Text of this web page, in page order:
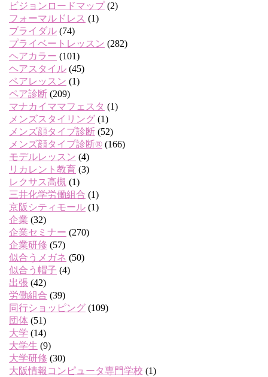
ビジョンロードマップ (2)
フォーマルドレス (1)
ブライダル (74)
プライベートレッスン (282)
ヘアカラー (101)
ヘアスタイル (45)
ペアレッスン (1)
ペア診断 (209)
マナカイママフェスタ (1)
メンズスタイリング (1)
メンズ顔タイプ診断 (52)
メンズ顔タイプ診断® (166)
モデルレッスン (4)
リカレント教育 (3)
レクサス高槻 (1)
三井化学労働組合 (1)
京阪シティモール (1)
企業 (32)
企業セミナー (270)
企業研修 (57)
似合うメガネ (50)
似合う帽子 (4)
出張 (42)
労働組合 (39)
同行ショッピング (109)
団体 (51)
大学 (14)
大学生 (9)
大学研修 (30)
大阪情報コンピュータ専門学校 (1)